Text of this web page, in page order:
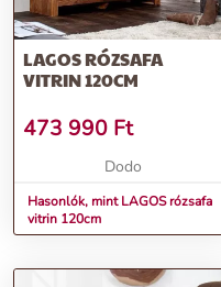
LAGOS RÓZSAFA
VITRIN 120CM
473 990 Ft
Dodo
Hasonlók, mint LAGOS rózsafa
vitrin 120cm